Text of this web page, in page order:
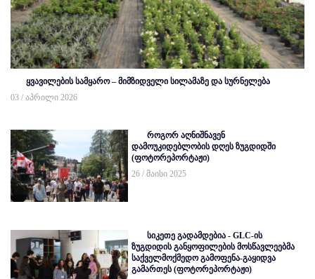
ყვავილების სამყარო – მიმზიდველი სილამაზე და სურნელება
03 / აპრილი 2026
როგორ აღნიშნავენ
დამოუკიდებლობის დღეს ზუგდიდში
(ფოტორეპორტაჟი)
26 / მაისი 2025
სიკეთე გადამდებია - GLC-ის
ზუგდიდის განყოფილების მოსწავლეებმა
საქველმოქმედო გამოფენა-გაყიდვა
გამართეს (ფოტორეპორტაჟი)